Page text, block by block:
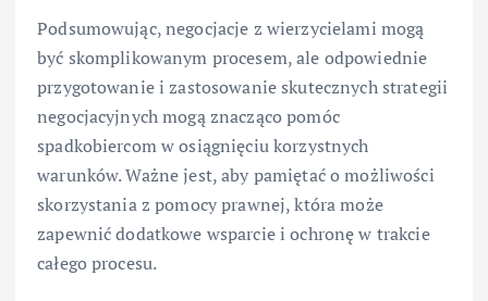
Podsumowując, negocjacje z wierzycielami mogą
być skomplikowanym procesem, ale odpowiednie
przygotowanie i zastosowanie skutecznych strategii
negocjacyjnych mogą znacząco pomóc
spadkobiercom w osiągnięciu korzystnych
warunków. Ważne jest, aby pamiętać o możliwości
skorzystania z pomocy prawnej, która może
zapewnić dodatkowe wsparcie i ochronę w trakcie
całego procesu.